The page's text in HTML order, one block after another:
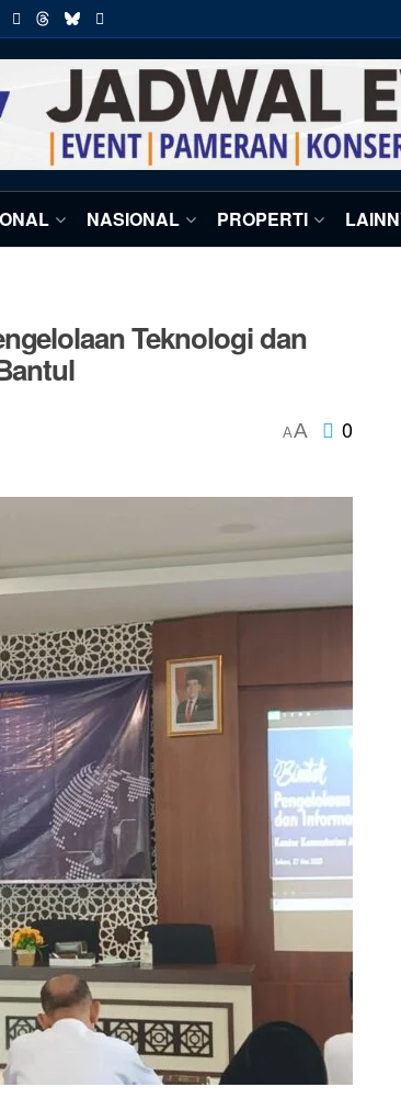
NASIONAL PROPERTI
Teknologi dan
AA 0